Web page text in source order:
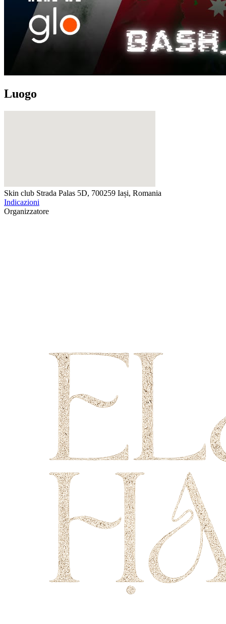
Luogo
Skin club Strada Palas 5D, 700259 Iași, Romania
Indicazioni
Organizzatore